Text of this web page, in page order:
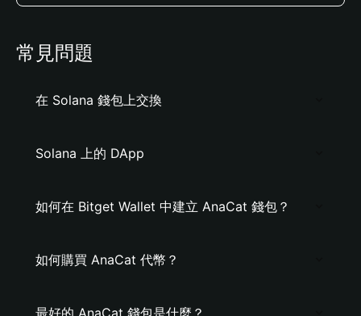
常見問題
在 Solana 錢包上交換
Solana 上的 DApp
如何在 Bitget Wallet 中建立 AnaCat 錢包？
如何購買 AnaCat 代幣？
最好的 AnaCat 錢包是什麼？